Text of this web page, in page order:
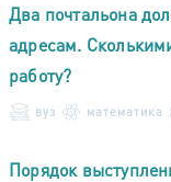
Два почтальона
адресам.
работу?
вуз математика
Порядок